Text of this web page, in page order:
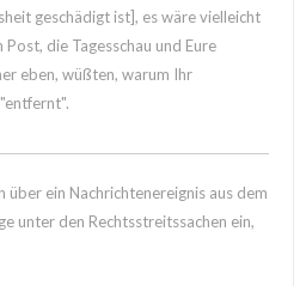
geschädigt ist], es wäre vielleicht
die Tagesschau und Eure
eben, wüßten, warum Ihr
über ein Nachrichtenereignis aus dem
unter den Rechtsstreitssachen ein,